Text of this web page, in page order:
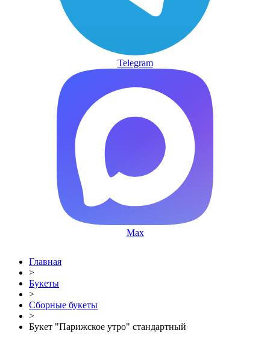
Telegram
Max
Главная
>
Букеты
>
Сборные букеты
>
Букет "Парижское утро" стандартный